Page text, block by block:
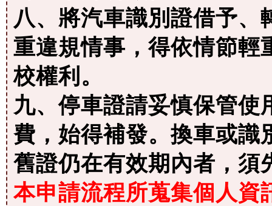
八、將汽車識別證借予
重違規情事，得依情節輕
校權利。
九、停車證請妥慎保管使
費，始得補發。換車或
舊證仍在有效期內者，須
本申請流程所蒐集個人資